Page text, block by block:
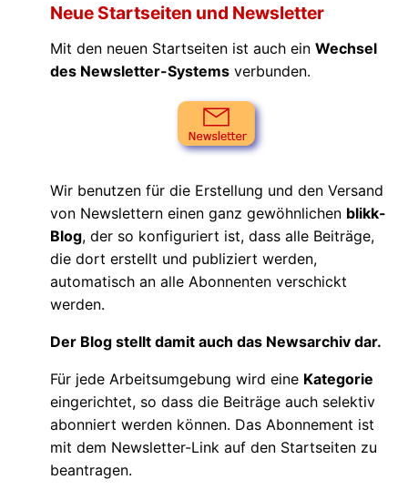
Neue Startseiten und Newsletter
Mit den neuen Startseiten ist auch ein Wechsel
des Newsletter-Systems verbunden.
Wir benutzen für die Erstellung und den Versand
von Newslettern einen ganz gewöhnlichen blikk-
Blog, der so konfiguriert ist, dass alle Beiträge,
die dort erstellt und publiziert werden,
automatisch an alle Abonnenten verschickt
werden.
Der Blog stellt damit auch das Newsarchiv dar.
Für jede Arbeitsumgebung wird eine Kategorie
eingerichtet, so dass die Beiträge auch selektiv
abonniert werden können. Das Abonnement ist
mit dem Newsletter-Link auf den Startseiten zu
beantragen.